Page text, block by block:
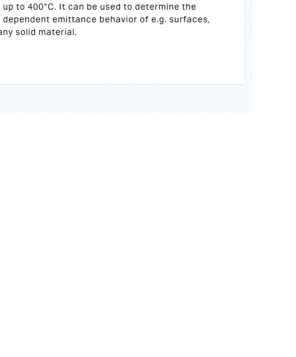
to 400°C. It can be used to determine the
emittance behavior of e.g. surfaces,
solid material.